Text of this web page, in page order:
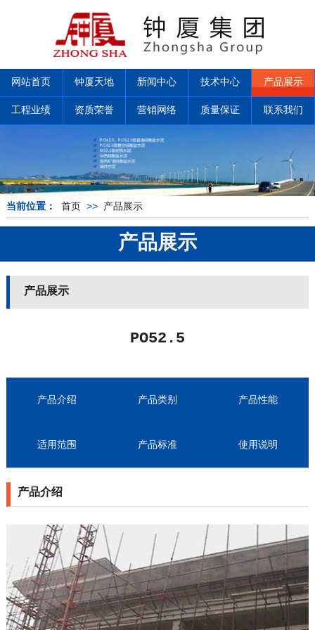
网站首页 钟厦天地 新闻中心 技术中心 产品展示
工程业绩 资质荣誉 营销网络 质量保证 联系我们
当前位置： 首页 >> 产品展示
产品展示
产品展示
PO52.5
产品介绍 产品类别 产品性能
适用范围 产品标准 使用说明
产品介绍